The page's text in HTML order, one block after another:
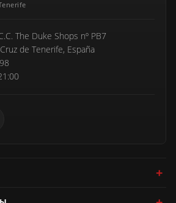
The Duke Shops nº PB7
de Tenerife, España